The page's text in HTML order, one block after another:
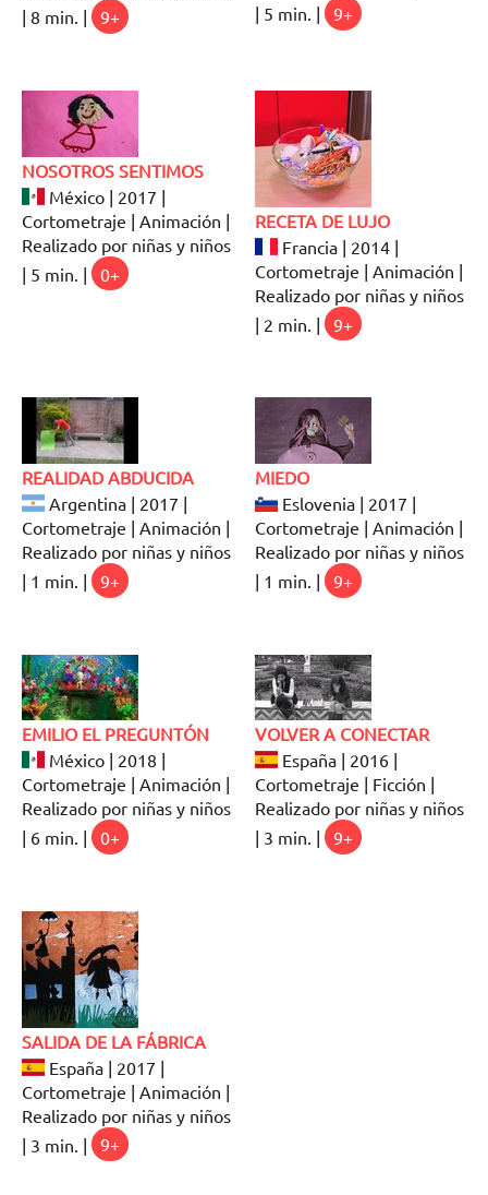
| 8 min. |
9+
| 5 min. |
9+
NOSOTROS SENTIMOS
México | 2017 |
Cortometraje | Animación |
Realizado por niñas y niños
| 5 min. |
0+
RECETA DE LUJO
Francia | 2014 |
Cortometraje | Animación |
Realizado por niñas y niños
| 2 min. |
9+
REALIDAD ABDUCIDA
Argentina | 2017 |
Cortometraje | Animación |
Realizado por niñas y niños
| 1 min. |
9+
MIEDO
Eslovenia | 2017 |
Cortometraje | Animación |
Realizado por niñas y niños
| 1 min. |
9+
EMILIO EL PREGUNTÓN
México | 2018 |
Cortometraje | Animación |
Realizado por niñas y niños
| 6 min. |
0+
VOLVER A CONECTAR
España | 2016 |
Cortometraje | Ficción |
Realizado por niñas y niños
| 3 min. |
9+
SALIDA DE LA FÁBRICA
España | 2017 |
Cortometraje | Animación |
Realizado por niñas y niños
| 3 min. |
9+